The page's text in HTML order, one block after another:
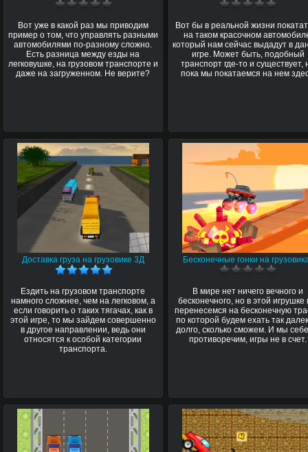
Вот уже в какой раз мы приводим
пример о том, что управлять разными
автомобилями по-разному сложно.
Есть разница между езды на
легковушке, на грузовом транспорте и
даже на загруженном. Не верите?
Вот бы в реальной жизни
на таком красочном
который нам сейчас выдадут в
игре. Может быть, подобный
транспорт где-то и существует,
пока мы покатаемся на нем
Доставка груза на грузовике 3Д
Ездить на грузовом транспорте
намного сложнее, чем на легковом, а
если говорить о таких тягачах, как в
этой игре, то мы зайдем совершенно
в другое направлении, ведь они
относятся к особой категории
транспорта.
Бесконечные гонки на
В мире нет ничего вечного и
бесконечного, но в этой
перенесемся на бесконечную
по которой будем ехать так
долго, сколько сможем. И мы
противоречим, игры не в счет.